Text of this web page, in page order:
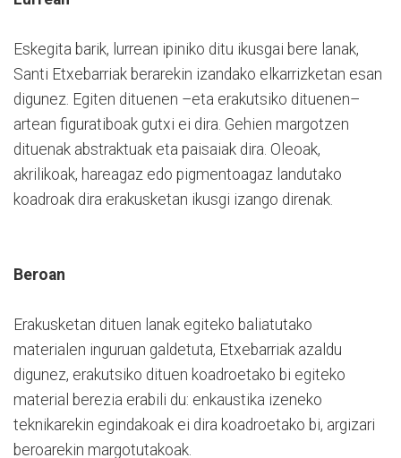
Eskegita barik, lurrean ipiniko ditu ikusgai bere lanak,
Santi Etxebarriak berarekin izandako elkarrizketan esan
digunez. Egiten dituenen –eta erakutsiko dituenen–
artean figuratiboak gutxi ei dira. Gehien margotzen
dituenak abstraktuak eta paisaiak dira. Oleoak,
akrilikoak, hareagaz edo pigmentoagaz landutako
koadroak dira erakusketan ikusgi izango direnak.
Beroan
Erakusketan dituen lanak egiteko baliatutako
materialen inguruan galdetuta, Etxebarriak azaldu
digunez, erakutsiko dituen koadroetako bi egiteko
material berezia erabili du: enkaustika izeneko
teknikarekin egindakoak ei dira koadroetako bi, argizari
beroarekin margotutakoak.